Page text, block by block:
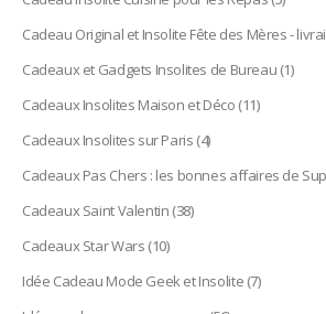
Cadeau Original et Insolite Fête des Mères -
Cadeaux et Gadgets Insolites de Bureau(1)
Cadeaux Insolites Maison et Déco(11)
Cadeaux Insolites sur Paris(4)
Cadeaux Pas Chers : les bonnes affaires de
Cadeaux Saint Valentin(38)
Cadeaux Star Wars(10)
Idée Cadeau Mode Geek et Insolite(7)